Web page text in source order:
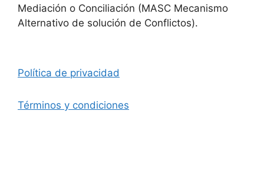
Mediación o Conciliación (MASC Mecanismo
Alternativo de solución de Conflictos).
Política de privacidad
Términos y condiciones